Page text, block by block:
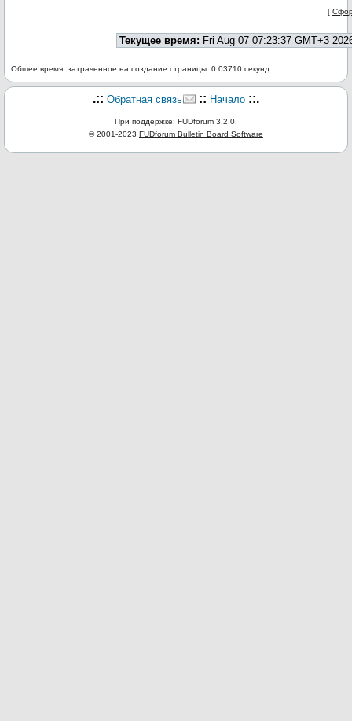
[
Текущее время: Fri Aug 07 07:23:37 GMT+3
Общее время, затраченное на создание страницы: 0.03710 секунд
.:: Обратная связь :: Начало ::.
При поддержке: FUDforum 3.2.0.
© 2001-2023 FUDforum Bulletin Board Software